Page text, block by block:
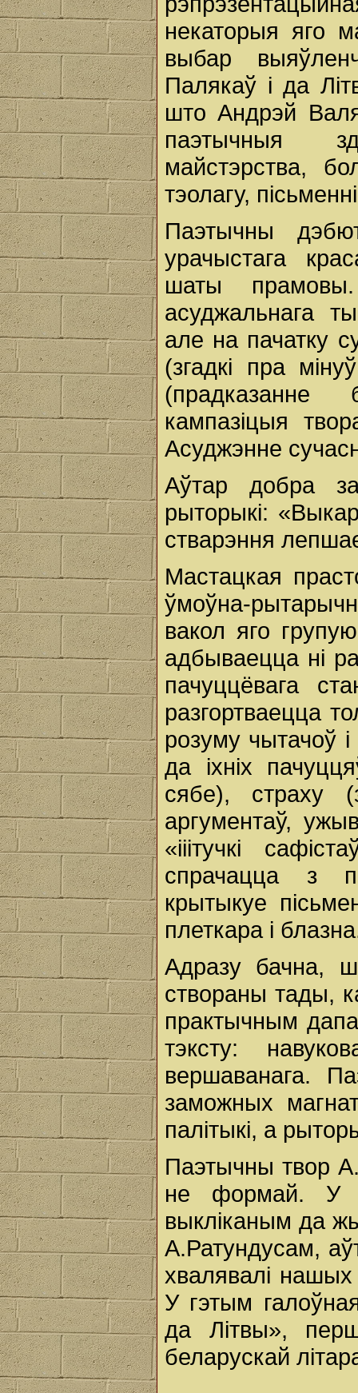
некаторыя яго
выбар
Палякаў i да
што Андрэй
паэтычныя
майстэрства,
тэолагу,
Паэтычны
урачыстага
шаты
асуджальнага
але на пачатку
(згадкі пра
(прадказанне
кампазіцыя
Асуджэнне
Аўтар добра
рыторыкі:
стварэння
Мастацкая
ўмоўна-
вакол яго
адбываецца ні
пачуццёвага
разгортваецца
розуму чытачоў
да іхніх
сябе), страху
аргументаў,
«ііітучкі
спрачацца з
крытыкуе
плеткара i
Адразу бачна,
створаны тады,
практычным
тэксту:
вершаванага.
заможных
палітыкі, а
Паэтычны твор
не формай. У
выкліканым да
А.Ратундусам,
хвалявалі нашых
У гэтым
да Літвы»,
беларускай